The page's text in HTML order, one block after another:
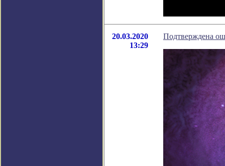
20.03.2020
13:29
Подтверждена